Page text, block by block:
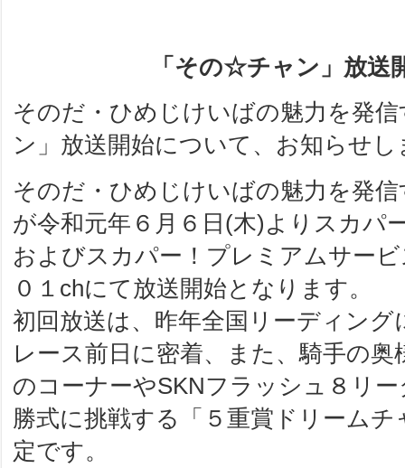
「その☆チャン」放送
そのだ・ひめじけいばの魅力を発
ン」放送開始について、お知らせし
そのだ・ひめじけいばの魅力を発
が令和元年６月６日(木)よりスカパ
およびスカパー！プレミアムサー
０１chにて放送開始となります。
初回放送は、昨年全国リーディン
レース前日に密着、また、騎手の
のコーナーやSKNフラッシュ８リ
勝式に挑戦する「５重賞ドリーム
定です。